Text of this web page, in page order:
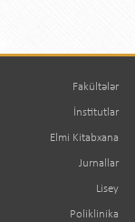
Fakültələr
İnstitutlar
Elmi Kitabxana
Jurnallar
Lisey
Poliklinika